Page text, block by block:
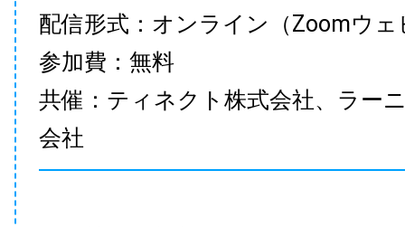
配信形式：オンライン（Zoomウェ
参加費：無料
共催：ティネクト株式会社、ラー
会社